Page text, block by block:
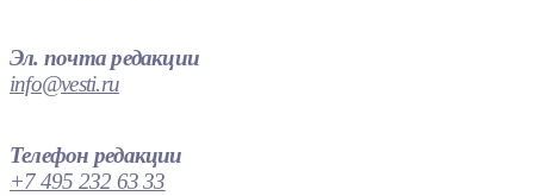
Эл. почта редакции
info@vesti.ru
Телефон редакции
+7 495 232 63 33